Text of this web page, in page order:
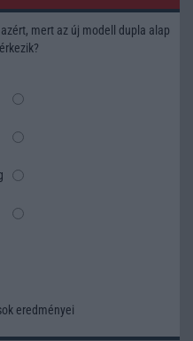
mert az új modell dupla alap
eredményei